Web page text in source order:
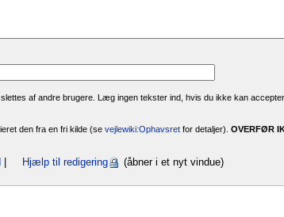
af andre brugere. Læg ingen tekster ind, hvis du ikke kan
den fra en fri kilde (se vejlewiki:Ophavsretfor detaljer). OVERFØR
Hjælp til redigering (åbner i et nyt vindue)